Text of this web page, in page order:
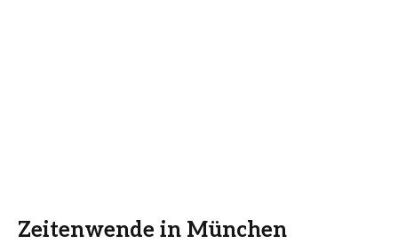
Zeitenwende in München